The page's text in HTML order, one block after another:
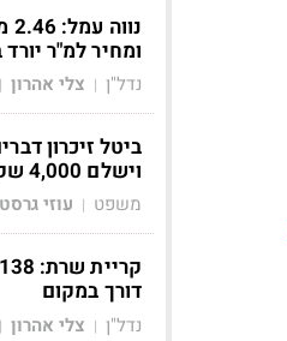
ומחיר למ"ר יורד ב-
נדל"ן | צלי אהרון |
ביטל זיכרון
וישלם 4,000 שקל
משפט | עוזי
דורך במקום
נדל"ן | צלי אהרון |